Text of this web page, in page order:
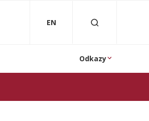
EN
Odkazy